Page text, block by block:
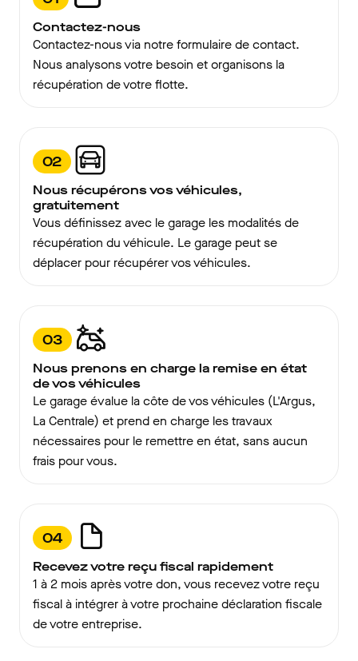
Contactez-nous
Contactez-nous via notre formulaire de contact.
Nous analysons votre besoin et organisons la
récupération de votre flotte.
02
Nous récupérons vos véhicules,
gratuitement
Vous définissez avec le garage les modalités de
récupération du véhicule. Le garage peut se
déplacer pour récupérer vos véhicules.
03
Nous prenons en charge la remise en état
de vos véhicules
Le garage évalue la côte de vos véhicules (L'Argus,
La Centrale) et prend en charge les travaux
nécessaires pour le remettre en état, sans aucun
frais pour vous.
04
Recevez votre reçu fiscal rapidement
1 à 2 mois après votre don, vous recevez votre reçu
fiscal à intégrer à votre prochaine déclaration fiscale
de votre entreprise.